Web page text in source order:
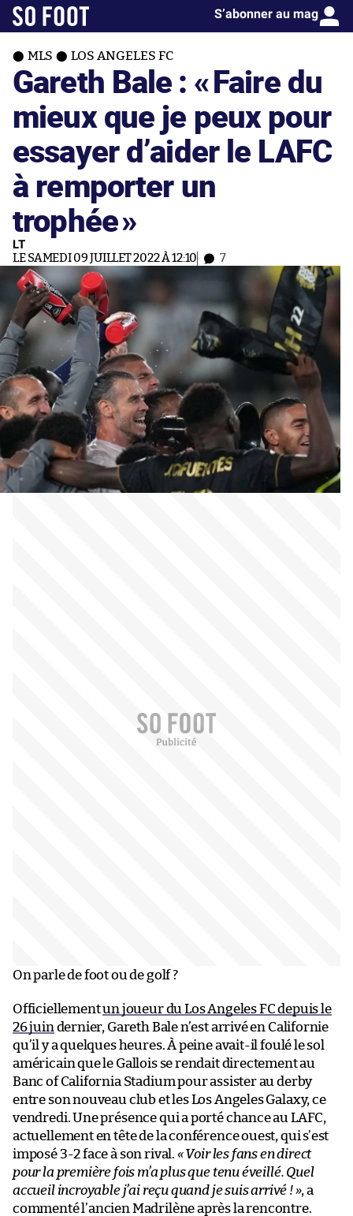
S’abonner au mag
MLS LOS ANGELES FC
Gareth Bale : «Faire du
mieux que je peux pour
essayer d’aider le LAFC
à remporter un
trophée»
LT
LE SAMEDI 09 JUILLET 2022 À 12:10 7
On parle de foot ou de golf ?
Officiellementun joueur du Los Angeles FC depuis le
26 juin dernier, Gareth Bale n’est arrivé en Californie
qu’il y a quelques heures. À peine avait-il foulé le sol
américain que le Gallois se rendait directement au
Banc of California Stadium pour assister au derby
entre son nouveau club et les Los Angeles Galaxy, ce
vendredi. Une présence qui a porté chance au LAFC,
actuellement en tête de la conférence ouest, qui s’est
imposé 3-2 face à son rival. « Voir les fans en direct
pour la première fois m’a plus que tenu éveillé. Quel
accueil incroyable j’ai reçu quand je suis arrivé ! », a
commenté l’ancien Madrilène après la rencontre.